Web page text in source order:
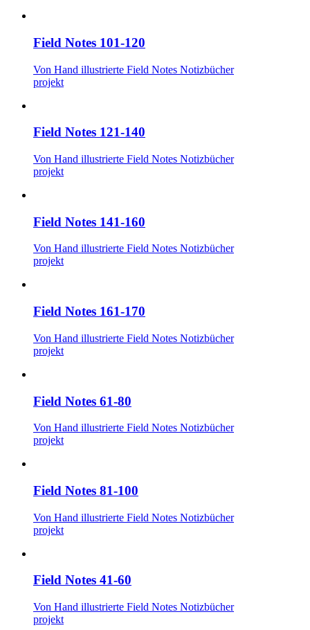
Field Notes 101-120
Von Hand illustrierte Field Notes Notizbücher
projekt
Field Notes 121-140
Von Hand illustrierte Field Notes Notizbücher
projekt
Field Notes 141-160
Von Hand illustrierte Field Notes Notizbücher
projekt
Field Notes 161-170
Von Hand illustrierte Field Notes Notizbücher
projekt
Field Notes 61-80
Von Hand illustrierte Field Notes Notizbücher
projekt
Field Notes 81-100
Von Hand illustrierte Field Notes Notizbücher
projekt
Field Notes 41-60
Von Hand illustrierte Field Notes Notizbücher
projekt